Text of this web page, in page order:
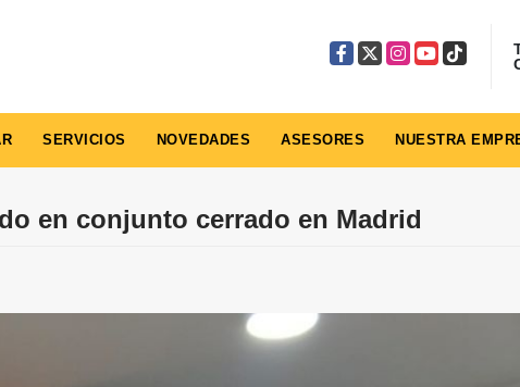
Facebook
X Instagram
YouTube
TikTok
SERVICIOS NOVEDADES ASESORES NUESTRA
en conjunto cerrado en Madrid